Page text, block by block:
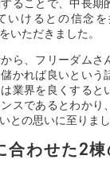
いけるとの信念
いただきました。
ら、フリーダムさ
かれば良いという
業界を良くすると
スであるとわかり
との思いに至りまし
合わせた2